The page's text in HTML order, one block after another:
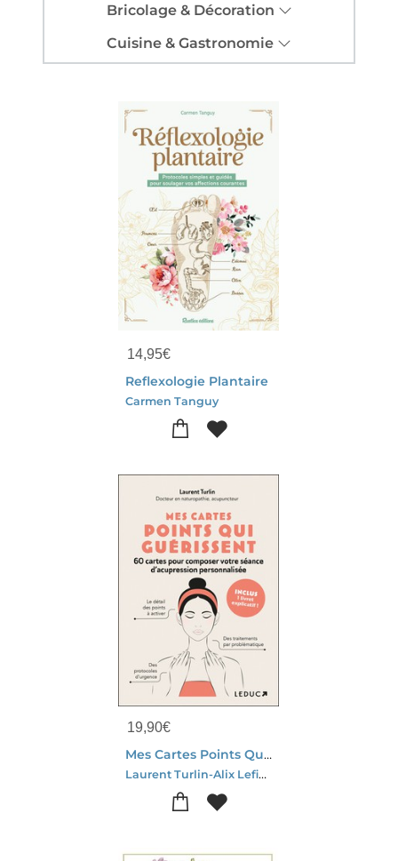
Bricolage & Décoration
Cuisine & Gastronomie
14,95€
Reflexologie Plantaire
Carmen Tanguy
19,90€
Mes Cartes Points Qui Guerissent : 60 Cartes Pour Composer Votre Seance D'acupression Personnalisee
Laurent Turlin-Alix Lefief-delcourt